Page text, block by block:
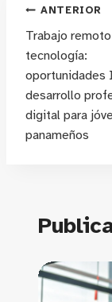
de
ANTERIOR
Trabajo
tecnología:
oportunidades
desarrollo
digital para
panameños